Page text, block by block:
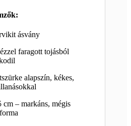
ásvány
faragott tojásból
alapszín, kékes,
cm – markáns, mégis